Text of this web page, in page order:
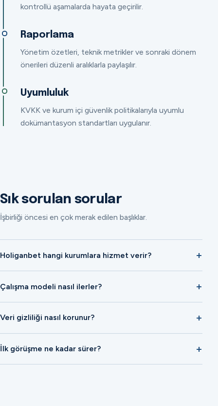
kontrollü aşamalarda hayata geçirilir.
Raporlama
Yönetim özetleri, teknik metrikler ve sonraki dönem
önerileri düzenli aralıklarla paylaşılır.
Uyumluluk
KVKK ve kurum içi güvenlik politikalarıyla uyumlu
dokümantasyon standartları uygulanır.
Sık sorulan sorular
İşbirliği öncesi en çok merak edilen başlıklar.
Holiganbet hangi kurumlara hizmet verir?
Çalışma modeli nasıl ilerler?
Veri gizliliği nasıl korunur?
İlk görüşme ne kadar sürer?